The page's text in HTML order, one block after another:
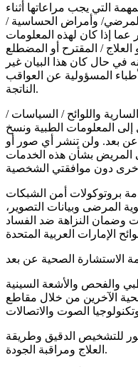
التي يجب مراعاتها أثناء
المرضي/ وأمراض الحساسية /
إذا كان لهذه المعلومات
العلاج / المقترح أو المضطلع
في حال كان هذا البيان غير
المسؤولية عن العواقب
الناتجة.
واللوائح / السياسات /
إلى المعلومات الطبية ونسخ
بعد. ولن تنشر أي صور أو
المريض بشأن هذه الخدمات
بروتوكولات أمن الشبكات
المرضى وبيانات التصوير،
وضمان النزاهة ضد الفساد
والفحص والأشعة السينية
الآخرين من خلال مقاطع
للتشخيص الدقيق وطريقة
العلاج ومراقبة الجودة.